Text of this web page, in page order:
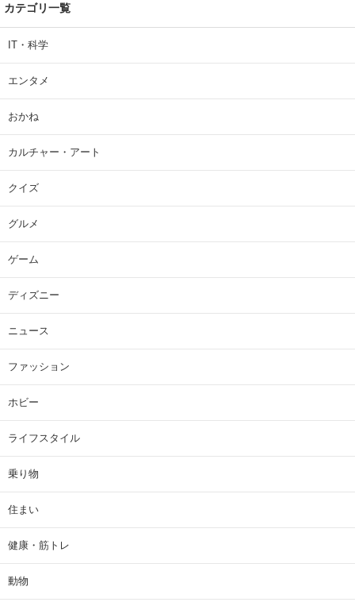
カテゴリ一覧
IT・科学
エンタメ
おかね
カルチャー・アート
クイズ
グルメ
ゲーム
ディズニー
ニュース
ファッション
ホビー
ライフスタイル
乗り物
住まい
健康・筋トレ
動物